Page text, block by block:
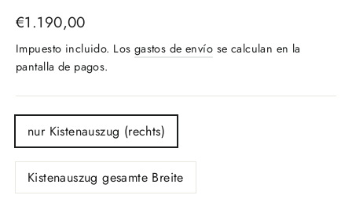
Precio
habitual
€1.190,00
Impuesto incluido. Los gastos de envío se calculan en la
pantalla de pagos.
nur Kistenauszug (rechts)
Kistenauszug gesamte Breite